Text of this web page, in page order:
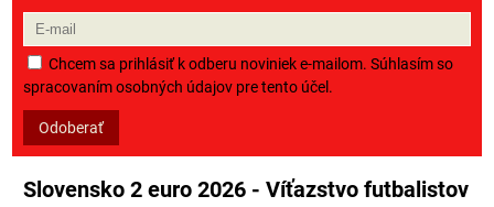
Chcem sa prihlásiť k odberu noviniek e-mailom. Súhlasím so
spracovaním osobných údajov pre tento účel.
Odoberať
Slovensko 2 euro 2026 - Víťazstvo futbalistov